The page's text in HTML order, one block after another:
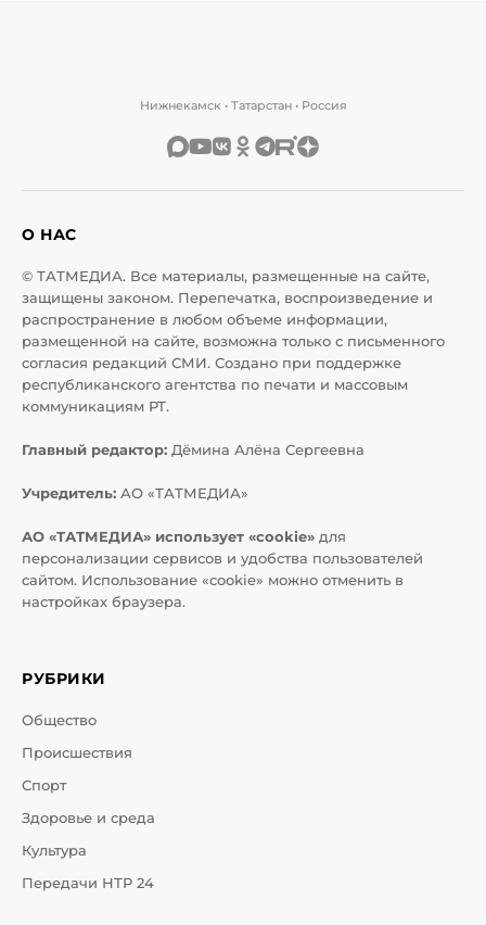
Нижнекамск • Татарстан • Россия
О НАС
© ТАТМЕДИА. Все материалы, размещенные на сайте,
защищены законом. Перепечатка, воспроизведение и
распространение в любом объеме информации,
размещенной на сайте, возможна только с письменного
согласия редакций СМИ. Создано при поддержке
республиканского агентства по печати и массовым
коммуникациям РТ.
Главный редактор: Дёмина Алёна Сергеевна
Учредитель: АО «ТАТМЕДИА»
АО «ТАТМЕДИА» использует «cookie» для
персонализации сервисов и удобства пользователей
сайтом. Использование «cookie» можно отменить в
настройках браузера.
РУБРИКИ
Общество
Происшествия
Спорт
Здоровье и среда
Культура
Передачи НТР 24